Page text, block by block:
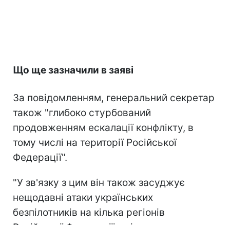
Що ще зазначили в заяві
За повідомленням, генеральний секретар
також "глибоко стурбований
продовженням ескалації конфлікту, в
тому числі на території Російської
Федерації".
"У зв'язку з цим він також засуджує
нещодавні атаки українських
безпілотників на кілька регіонів